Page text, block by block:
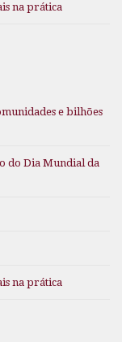
na prática
e bilhões
do Dia Mundial da
na prática